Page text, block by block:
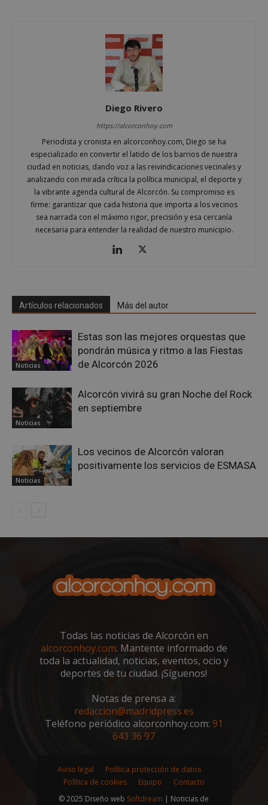
Diego Rivero
https://alcorconhoy.com
Periodista y cronista en alcorconhoy.com, Diego se ha
especializado en convertir el latido de los barrios de nuestra
ciudad en noticias, dando voz a las reivindicaciones vecinales y
analizando con mirada crítica la política municipal, el deporte y
la vibrante agenda cultural de Alcorcón. Su compromiso es
firme: garantizar que cada historia que importa a los vecinos
sea narrada con el máximo rigor, precisión y esa cercanía
necesaria para entender la realidad de nuestro municipio.
Artículos relacionados Más del autor
Noticias
Estas son las mejores orquestas que
pondrán música y ritmo a las Fiestas
de Alcorcón 2026
Noticias
Alcorcón vivirá su gran Noche del Rock
en septiembre
Noticias
Los vecinos de Alcorcón valoran
positivamente los servicios de ESMASA
Todas las noticias de Alcorcón en
alcorconhoy.com. Mantente informado de
toda la actualidad, noticias, eventos, ocio y
deportes de tu ciudad. ¡Síguenos!
Notas de prensa a:
redaccion@madridpress.es
Teléfono periódico alcorconhoy.com: 91
643 36 97
Aviso legal
Política protección de datos
Política de cookies
Equipo
Contacto
© 2025 Diseño web Softdream | Noticias de
Las cookies estrictamente necesarias permiten la
funcionalidad principal del sitio web, como el
inicio de sesión de usuario y la gestión de cuentas.
El sitio web no se puede utilizar correctamente sin
las cookies estrictamente necesarias.
alcorconhoy.com
embed.bsky.app
sp_landing
Spotify Inc.
.spotify.com
.youtube.com
Privacy Policy